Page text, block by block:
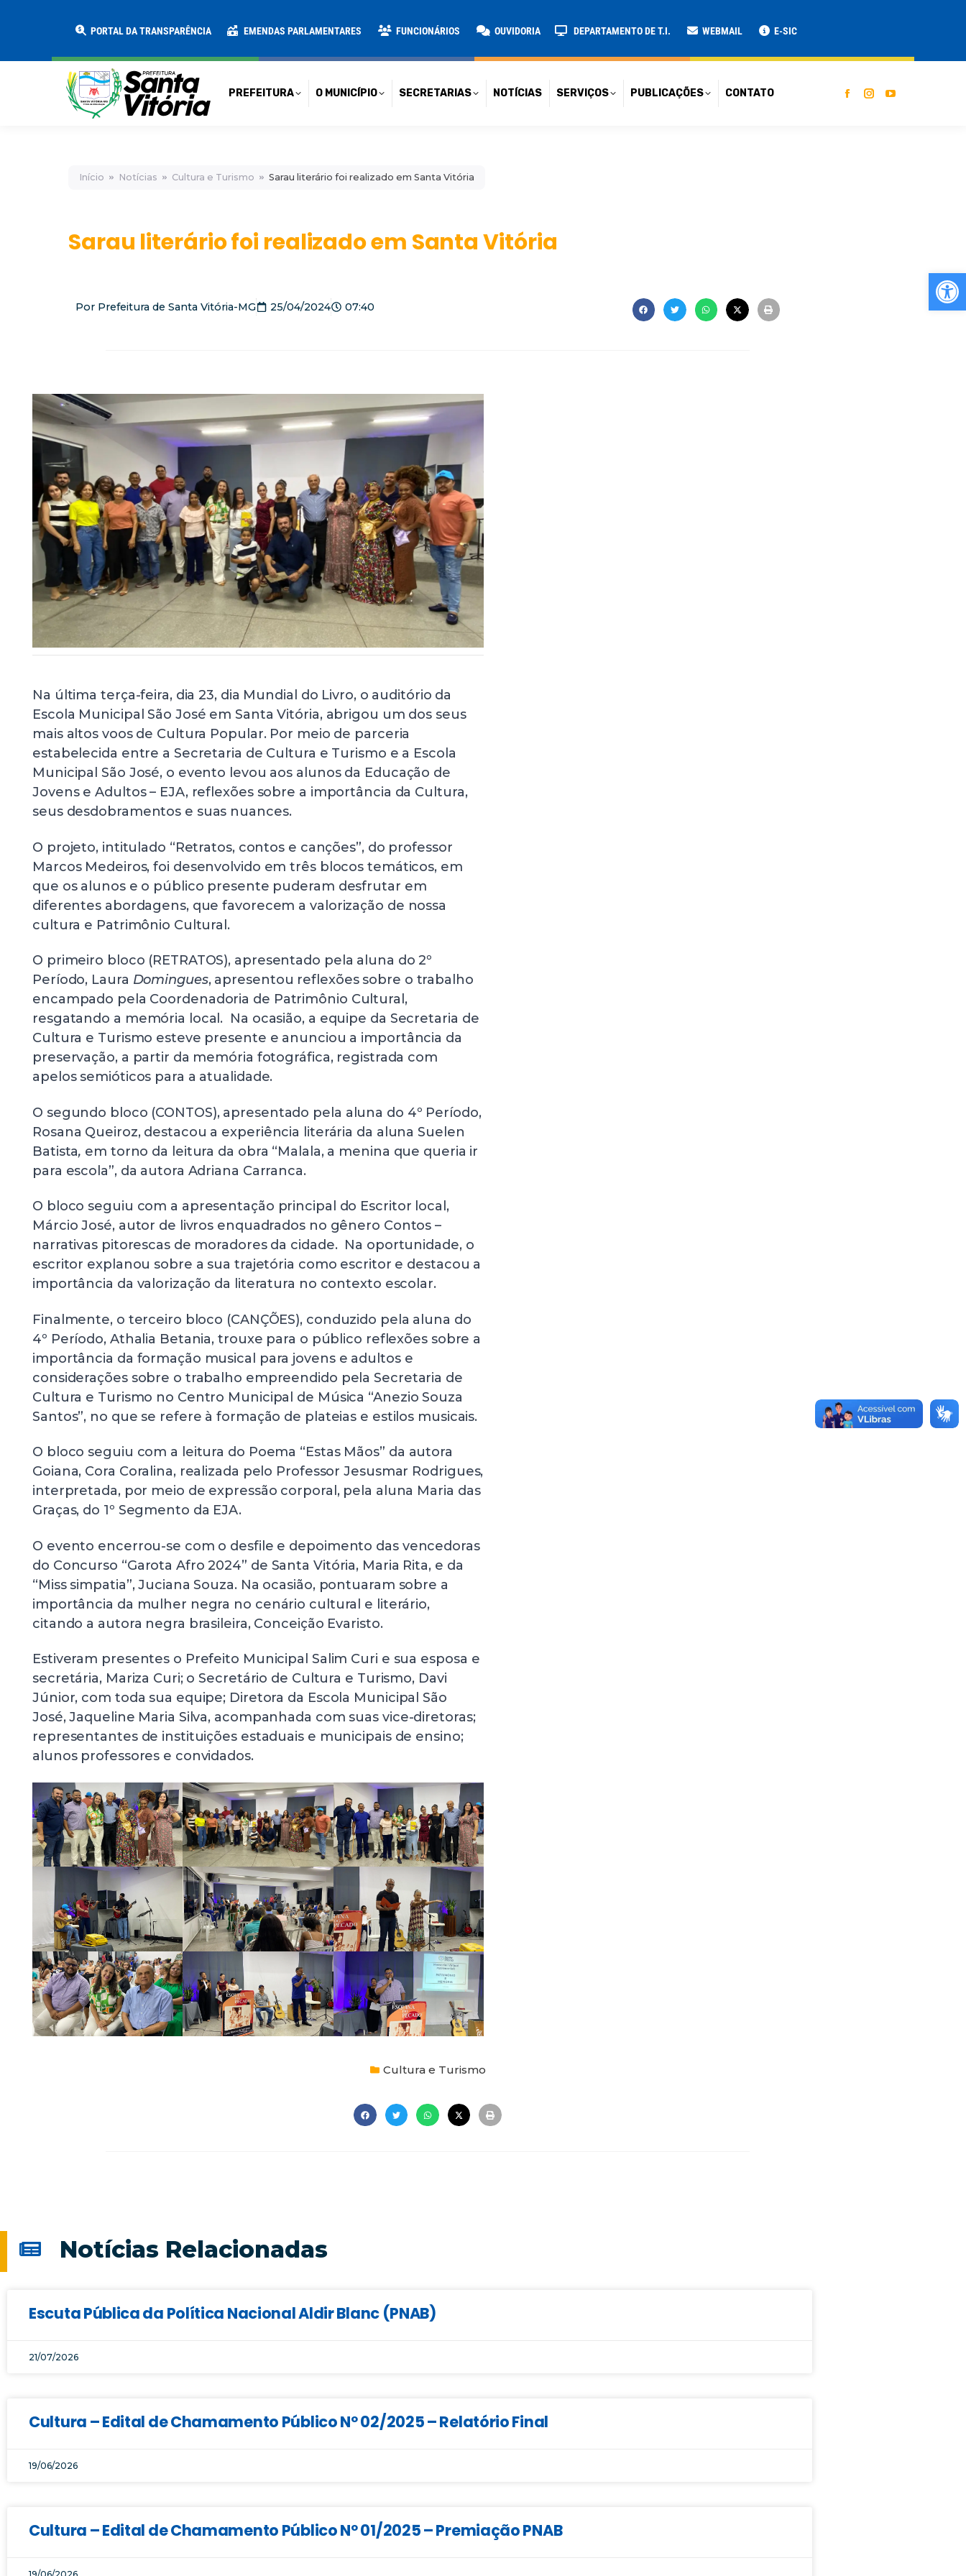
PORTAL DA TRANSPARÊNCIA EMENDAS PARLAMENTARES FUNCIONÁRIOS OUVIDORIA DEPARTAMENTO DE T.I. WEBMAIL E-SIC
PREFEITURA O MUNICÍPIO SECRETARIAS NOTÍCIAS SERVIÇOS PUBLICAÇÕES CONTATO
Início Notícias Cultura e Turismo Sarau literário foi realizado em Santa Vitória
Sarau literário foi realizado em Santa Vitória
Por Prefeitura de Santa Vitória-MG 25/04/2024 07:40
Na última terça-feira, dia 23, dia Mundial do Livro, o auditório da
Escola Municipal São José em Santa Vitória, abrigou um dos seus
mais altos voos de Cultura Popular. Por meio de parceria
estabelecida entre a Secretaria de Cultura e Turismo e a Escola
Municipal São José, o evento levou aos alunos da Educação de
Jovens e Adultos – EJA, reflexões sobre a importância da Cultura,
seus desdobramentos e suas nuances.
O projeto, intitulado “Retratos, contos e canções”, do professor
Marcos Medeiros, foi desenvolvido em três blocos temáticos, em
que os alunos e o público presente puderam desfrutar em
diferentes abordagens, que favorecem a valorização de nossa
cultura e Patrimônio Cultural.
O primeiro bloco (RETRATOS), apresentado pela aluna do 2º
Período, Laura Domingues, apresentou reflexões sobre o trabalho
encampado pela Coordenadoria de Patrimônio Cultural,
resgatando a memória local. Na ocasião, a equipe da Secretaria de
Cultura e Turismo esteve presente e anunciou a importância da
preservação, a partir da memória fotográfica, registrada com
apelos semióticos para a atualidade.
O segundo bloco (CONTOS), apresentado pela aluna do 4º Período,
Rosana Queiroz, destacou a experiência literária da aluna Suelen
Batista, em torno da leitura da obra “Malala, a menina que queria ir
para escola”, da autora Adriana Carranca.
O bloco seguiu com a apresentação principal do Escritor local,
Márcio José, autor de livros enquadrados no gênero Contos –
narrativas pitorescas de moradores da cidade. Na oportunidade, o
escritor explanou sobre a sua trajetória como escritor e destacou a
importância da valorização da literatura no contexto escolar.
Finalmente, o terceiro bloco (CANÇÕES), conduzido pela aluna do
4º Período, Athalia Betania, trouxe para o público reflexões sobre a
importância da formação musical para jovens e adultos e
considerações sobre o trabalho empreendido pela Secretaria de
Cultura e Turismo no Centro Municipal de Música “Anezio Souza
Santos”, no que se refere à formação de plateias e estilos musicais.
O bloco seguiu com a leitura do Poema “Estas Mãos” da autora
Goiana, Cora Coralina, realizada pelo Professor Jesusmar Rodrigues,
interpretada, por meio de expressão corporal, pela aluna Maria das
Graças, do 1º Segmento da EJA.
O evento encerrou-se com o desfile e depoimento das vencedoras
do Concurso “Garota Afro 2024” de Santa Vitória, Maria Rita, e da
“Miss simpatia”, Juciana Souza. Na ocasião, pontuaram sobre a
importância da mulher negra no cenário cultural e literário,
citando a autora negra brasileira, Conceição Evaristo.
Estiveram presentes o Prefeito Municipal Salim Curi e sua esposa e
secretária, Mariza Curi; o Secretário de Cultura e Turismo, Davi
Júnior, com toda sua equipe; Diretora da Escola Municipal São
José, Jaqueline Maria Silva, acompanhada com suas vice-diretoras;
representantes de instituições estaduais e municipais de ensino;
alunos professores e convidados.
Cultura e Turismo
Notícias Relacionadas
Escuta Pública da Política Nacional Aldir Blanc (PNAB)
21/07/2026
Cultura – Edital de Chamamento Público Nº 02/2025 – Relatório Final
19/06/2026
Cultura – Edital de Chamamento Público Nº 01/2025 – Premiação PNAB